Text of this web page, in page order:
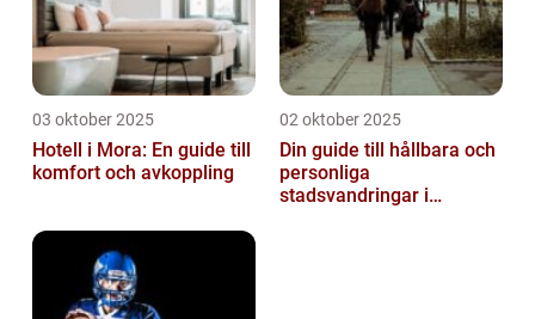
03 oktober 2025
Hotell i Mora: En guide till
komfort och avkoppling
02 oktober 2025
Din guide till hållbara och
personliga
stadsvandringar i